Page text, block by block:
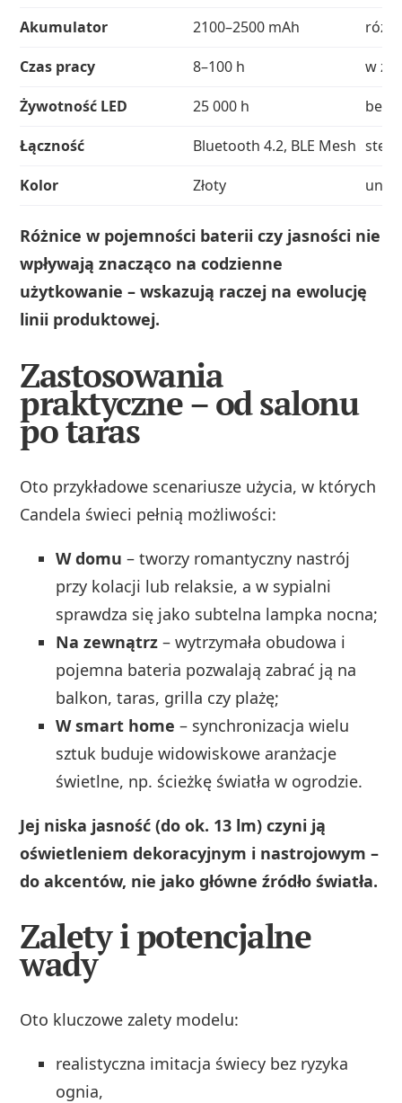
Akumulator
2100–2500 mAh
Czas pracy
8–100 h
w
Żywotność LED
25 000 h
Łączność
Bluetooth 4.2, BLE Mesh
Kolor
Złoty
Różnice w pojemności baterii czy jasności nie
wpływają znacząco na codzienne
użytkowanie – wskazują raczej na ewolucję
linii produktowej.
Zastosowania
praktyczne – od salonu
po taras
Oto przykładowe scenariusze użycia, w których
Candela świeci pełnią możliwości:
W domu – tworzy romantyczny nastrój
przy kolacji lub relaksie, a w sypialni
sprawdza się jako subtelna lampka nocna;
Na zewnątrz – wytrzymała obudowa i
pojemna bateria pozwalają zabrać ją na
balkon, taras, grilla czy plażę;
W smart home – synchronizacja wielu
sztuk buduje widowiskowe aranżacje
świetlne, np. ścieżkę światła w ogrodzie.
Jej niska jasność (do ok. 13 lm) czyni ją
oświetleniem dekoracyjnym i nastrojowym –
do akcentów, nie jako główne źródło światła.
Zalety i potencjalne
wady
Oto kluczowe zalety modelu:
realistyczna imitacja świecy bez ryzyka
ognia,